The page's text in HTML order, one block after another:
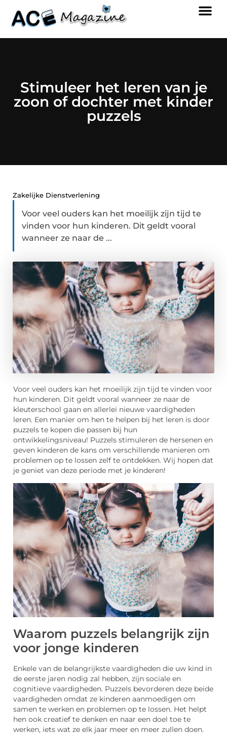
Stimuleer het leren van je
zoon of dochter met kinder
puzzels
Zakelijke Dienstverlening
Voor veel ouders kan het moeilijk zijn tijd te
vinden voor hun kinderen. Dit geldt vooral
wanneer ze naar de ...
Voor veel ouders kan het moeilijk zijn tijd te vinden voor
hun kinderen. Dit geldt vooral wanneer ze naar de
kleuterschool gaan en allerlei nieuwe vaardigheden
leren. Een manier om hen te helpen bij het leren is door
puzzels te kopen die passen bij hun
ontwikkelingsniveau! Puzzels stimuleren de hersenen en
geven kinderen de kans om verschillende manieren om
problemen op te lossen zelf te ontdekken. Wij hopen dat
je geniet van deze periode met je kinderen!
Waarom puzzels belangrijk zijn
voor jonge kinderen
Enkele van de belangrijkste vaardigheden die uw kind in
de eerste jaren nodig zal hebben, zijn sociale en
cognitieve vaardigheden. Puzzels bevorderen deze beide
vaardigheden omdat ze kinderen aanmoedigen om
samen te werken en problemen op te lossen. Het helpt
hen ook creatief te denken en naar een doel toe te
werken, iets wat ze elk jaar meer en meer zullen doen.